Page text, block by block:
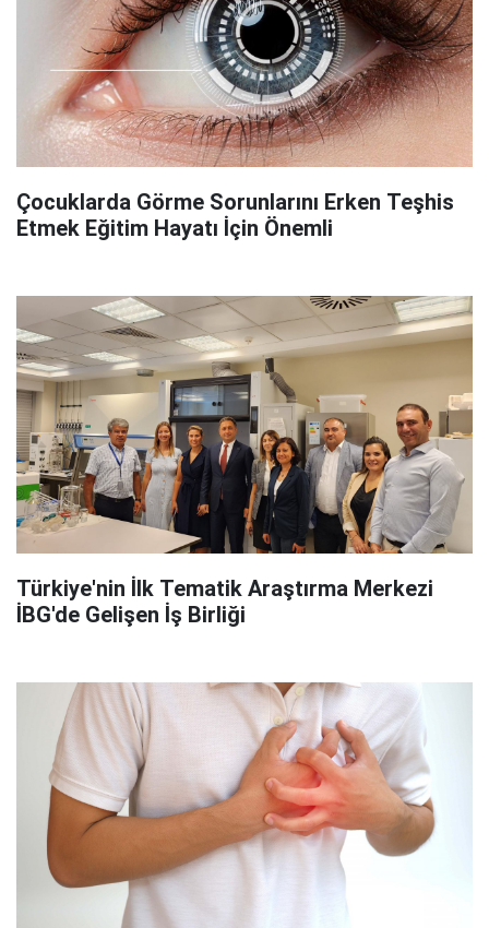
Çocuklarda Görme Sorunlarını Erken Teşhis
Etmek Eğitim Hayatı İçin Önemli
Türkiye'nin İlk Tematik Araştırma Merkezi
İBG'de Gelişen İş Birliği